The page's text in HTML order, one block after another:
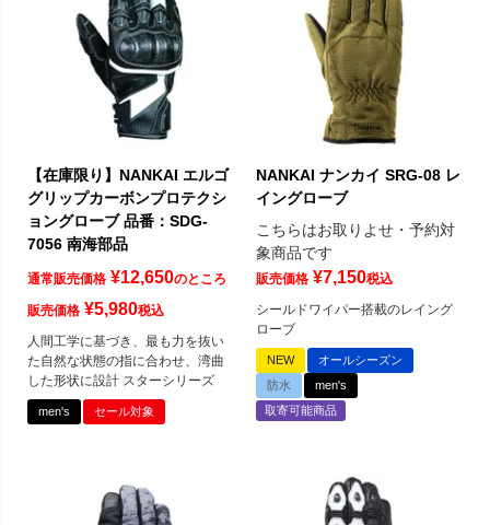
【在庫限り】NANKAI エルゴ
グリップカーボンプロテクシ
ョングローブ 品番：SDG-
7056 南海部品
通常販売価格 ¥12,650のところ
販売価格 ¥5,980税込
人間工学に基づき、最も力を抜い
た自然な状態の指に合わせ、湾曲
した形状に設計 スターシリーズ
men's セール対象
NANKAI ナンカイ SRG-08 レ
イングローブ
こちらはお取りよせ・予約対
象商品です
販売価格 ¥7,150税込
シールドワイパー搭載のレイング
ローブ
NEW
オールシーズン
防水
men's
取寄可能商品